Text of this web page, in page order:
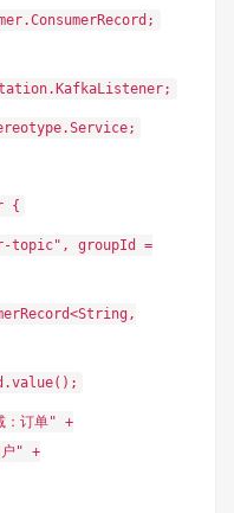
{
topic", groupId =
订单" +
" +